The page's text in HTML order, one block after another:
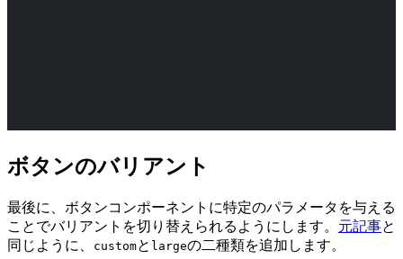
ボタンのバリアント
最後に、ボタンコンポーネントに特定のパラメータを与える
ことでバリアントを切り替えられるようにします。 元記事と
同じように、
customと largeの二種類を追加します。